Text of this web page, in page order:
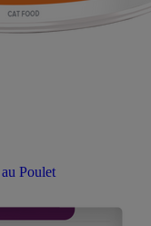
Poulet